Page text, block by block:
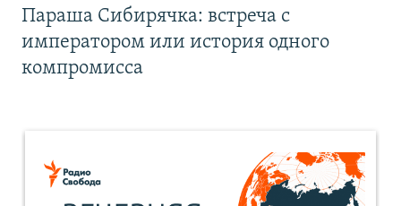
Параша Сибирячка: встреча с
императором или история одного
компромисса